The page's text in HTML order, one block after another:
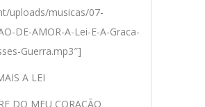
uploads/musicas/07-
DE-AMOR-A-Lei-E-A-Graca-
Guerra.mp3″]
A LEI
DO MEU CORAÇÃO